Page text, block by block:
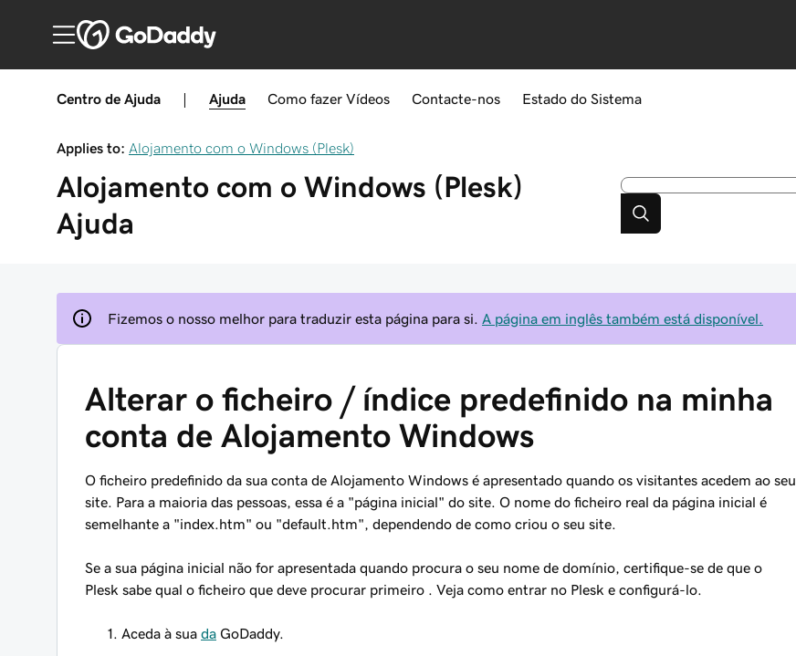
Centro de Ajuda Ajuda Como fazer Vídeos Contacte-nos Estado do Sistema
Applies to: Alojamento com o Windows (Plesk)
Alojamento com o Windows (Plesk)
Ajuda
Fizemos o nosso melhor para traduzir esta página para si. A página em inglês também está disponível.
Alterar o ficheiro / índice predefinido na minha
conta de Alojamento Windows
O ficheiro predefinido da sua conta de Alojamento Windows é apresentado quando os visitantes acedem ao seu
site. Para a maioria das pessoas, essa é a "página inicial" do site. O nome do ficheiro real da página inicial é
semelhante a "index.htm" ou "default.htm", dependendo de como criou o seu site.
Se a sua página inicial não for apresentada quando procura o seu nome de domínio, certifique-se de que o
Plesk sabe qual o ficheiro que deve procurar primeiro . Veja como entrar no Plesk e configurá-lo.
Aceda à sua da GoDaddy.